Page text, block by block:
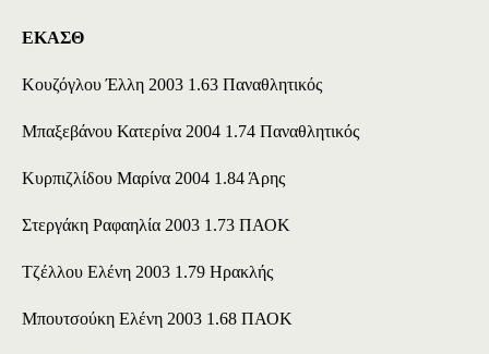
ΕΚΑΣΘ
Κουζόγλου Έλλη 2003 1.63 Παναθλητικός
Μπαξεβάνου Κατερίνα 2004 1.74 Παναθλητικός
Κυρπιζλίδου Μαρίνα 2004 1.84 Άρης
Στεργάκη Ραφαηλία 2003 1.73 ΠΑΟΚ
Τζέλλου Ελένη 2003 1.79 Ηρακλής
Μπουτσούκη Ελένη 2003 1.68 ΠΑΟΚ